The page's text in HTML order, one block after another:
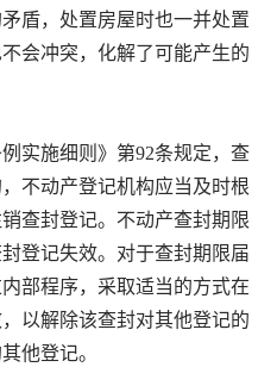
盾，处置房屋时也一并处置
会冲突，化解了可能产生的
施细则》第92条规定，查
不动产登记机构应当及时根
查封登记。不动产查封期限
登记失效。对于查封期限届
部程序，采取适当的方式在
以解除该查封对其他登记的
他登记。